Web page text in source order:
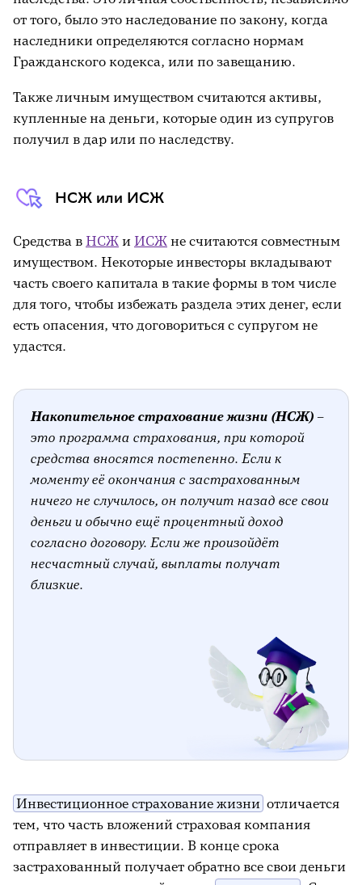
от того, было это наследование по закону, когда
наследники определяются согласно нормам
Гражданского кодекса, или по завещанию.
Также личным имуществом считаются активы,
купленные на деньги, которые один из супругов
получил в дар или по наследству.
НСЖ или ИСЖ
Средства в НСЖ и ИСЖ не считаются совместным
имуществом. Некоторые инвесторы вкладывают
часть своего капитала в такие формы в том числе
для того, чтобы избежать раздела этих денег, если
есть опасения, что договориться с супругом не
удастся.
Накопительное страхование жизни (НСЖ)–
это программа страхования, при которой
средства вносятся постепенно. Если к
моменту её окончания с застрахованным
ничего не случилось, он получит назад все свои
деньги и обычно ещё процентный доход
согласно договору. Если же произойдёт
несчастный случай, выплаты получат
близкие.
Инвестиционное страхование жизни отличается
тем, что часть вложений страховая компания
отправляет в инвестиции. В конце срока
застрахованный получает обратно все свои деньги